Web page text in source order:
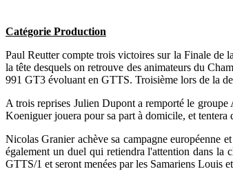
Catégorie Production
Paul Reutter compte trois victoires sur la Finale de
la tête desquels on retrouve des animateurs du
991 GT3 évoluant en GTTS. Troisième lors de la
A trois reprises Julien Dupont a remporté le
Koeniguer jouera pour sa part à domicile, et
Nicolas Granier achève sa campagne
également un duel qui retiendra l'attention dans la
GTTS/1 et seront menées par les Samariens Louis